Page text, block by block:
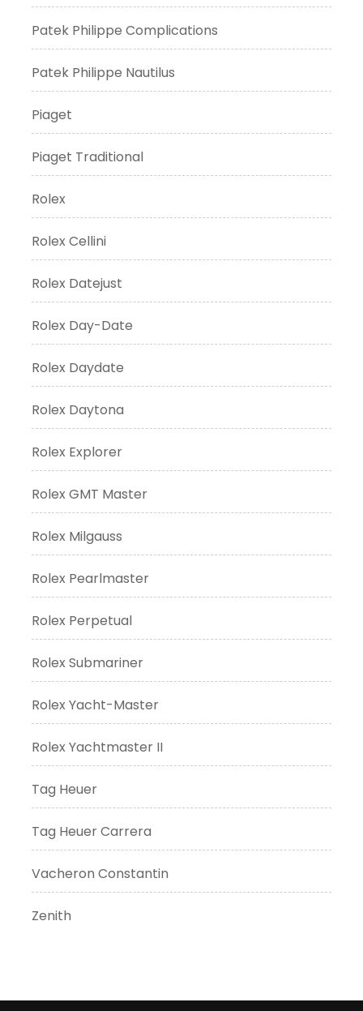
Patek Philippe Complications
Patek Philippe Nautilus
Piaget
Piaget Traditional
Rolex
Rolex Cellini
Rolex Datejust
Rolex Day-Date
Rolex Daydate
Rolex Daytona
Rolex Explorer
Rolex GMT Master
Rolex Milgauss
Rolex Pearlmaster
Rolex Perpetual
Rolex Submariner
Rolex Yacht-Master
Rolex Yachtmaster II
Tag Heuer
Tag Heuer Carrera
Vacheron Constantin
Zenith